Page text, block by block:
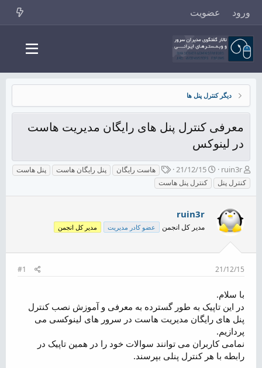
ورود عضویت
دیگر کنترل پنل ها
معرفی کنترل پنل های رایگان مدیریت هاست
در لینوکس
ش
ر
و
ک
ن
ن
ه
و
و
ع
ruin3r
ت
ا
ر
خ
ر
ع
21/12/15
ب
ر
چ
ه
ا
هاست رایگان پنل رایگان هاست
پنل هاست
کنترل پنل
کنترل پنل هاست
ruin3r
مدیر کل انجمن عضو کادر مدیریت مدیر کل انجمن
21/12/15
#1
با سلام.
در این تاپیک به طور گسترده به معرفی و آموزش نصب کنترل
پنل های رایگان مدیریت هاست در سرور های لینوکسی می
پردازیم.
نمامی کاربران می توانند سوالات خود را در همین تاپیک در
رابطه با هر کنترل پنلی بپرسند.